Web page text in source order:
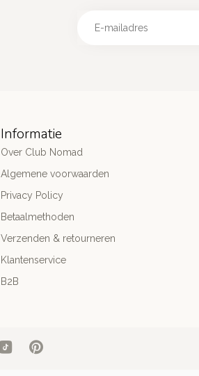
Informatie
Over Club Nomad
Algemene voorwaarden
Privacy Policy
Betaalmethoden
Verzenden & retourneren
Klantenservice
B2B